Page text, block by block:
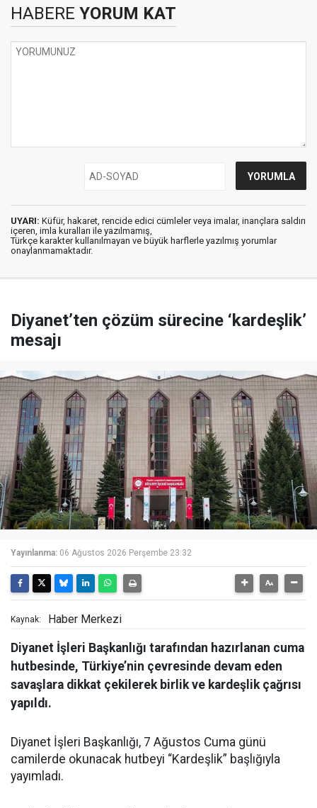
HABERE YORUM KAT
UYARI: Küfür, hakaret, rencide edici cümleler veya imalar, inançlara saldırı
içeren, imla kuralları ile yazılmamış,
Türkçe karakter kullanılmayan ve büyük harflerle yazılmış yorumlar
onaylanmamaktadır.
Diyanet’ten çözüm sürecine ‘kardeşlik’
mesajı
Yayınlanma: 06 Ağustos 2026 Perşembe 23:32
Kaynak: Haber Merkezi
Diyanet İşleri Başkanlığı tarafından hazırlanan cuma
hutbesinde, Türkiye’nin çevresinde devam eden
savaşlara dikkat çekilerek birlik ve kardeşlik çağrısı
yapıldı.
Diyanet İşleri Başkanlığı, 7 Ağustos Cuma günü
camilerde okunacak hutbeyi “Kardeşlik” başlığıyla
yayımladı.